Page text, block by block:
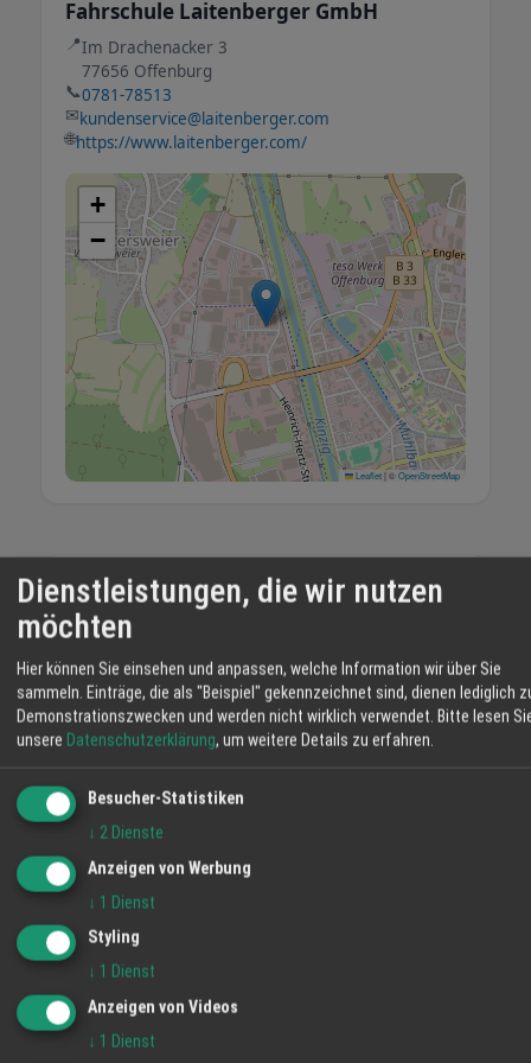
Seit 16 Jahren erfolgreich in allen Klassen und spezialisiert
auf die Führerscheinklassen CE und D, ist die Fahrschule
Laitenberger eine der größten Ausbildungsstätten für
Personal in der Transportkette in der Ortenau. Seit 2006 ist
das Unternehmen nach ISO 9001/2000 und AZWV
zertifiziert. Der Anspruch, den das Team um Fritz
Netzwerk praxisorientierter Trainer und Experten,
ausgewählte Methoden sowie eine angenehme
und ergebnisorientiertes, sondern auch
erwachsenengerechtes Lernen.
Qualifizierung und Förderung
Auf der einen Seite in enger Zusammen-arbeit mit
öffentlichen Trägern – insbesondere der regionalen
Agentur für Arbeit und den kommunalen Stellen für
Keine Beiträge von Fahrschule Laitenberger GmbH
Fahrschule Laitenberger GmbH
📍Im Drachenacker 3
77656 Offenburg
📞0781-78513
✉kundenservice@laitenberger.com
🌐https://www.laitenberger.com/
+
−
Leaflet| ©OpenStreetMap
Dienstleistungen, die wir nutzen
möchten
Hier können Sie einsehen und anpassen, welche Information wir über Sie
sammeln. Einträge, die als "Beispiel" gekennzeichnet sind, dienen lediglich
Demonstrationszwecken und werden nicht wirklich verwendet. Bitte lesen
unsere Datenschutzerklärung, um weitere Details zu erfahren.
Besucher-Statistiken
↓ 2 Dienste
Anzeigen von Werbung
↓ 1 Dienst
Styling
↓ 1 Dienst
Anzeigen von Videos
↓ 1 Dienst